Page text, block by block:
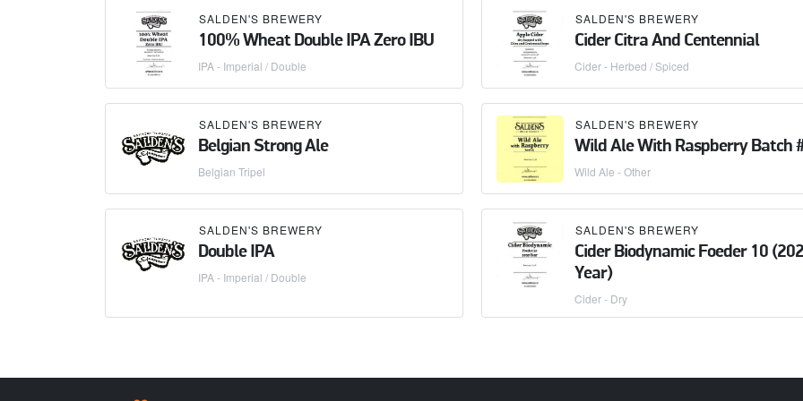
SALDEN'S BREWERY
100% Wheat Double IPA Zero IBU
IPA - Imperial / Double
SALDEN'S BREWERY
Cider Citra And Centennial
Cider - Herbed / Spiced
SALDEN'S BREWERY
Belgian Strong Ale
Belgian Tripel
SALDEN'S BREWERY
Wild Ale With Raspberry Batch
Wild Ale - Other
SALDEN'S BREWERY
Double IPA
IPA - Imperial / Double
SALDEN'S BREWERY
Cider Biodynamic Foeder 10
Year)
Cider - Dry